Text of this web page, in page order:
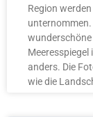
Region
unternommen.
wunderschöne
Meeresspiegel
anders. Die
wie die